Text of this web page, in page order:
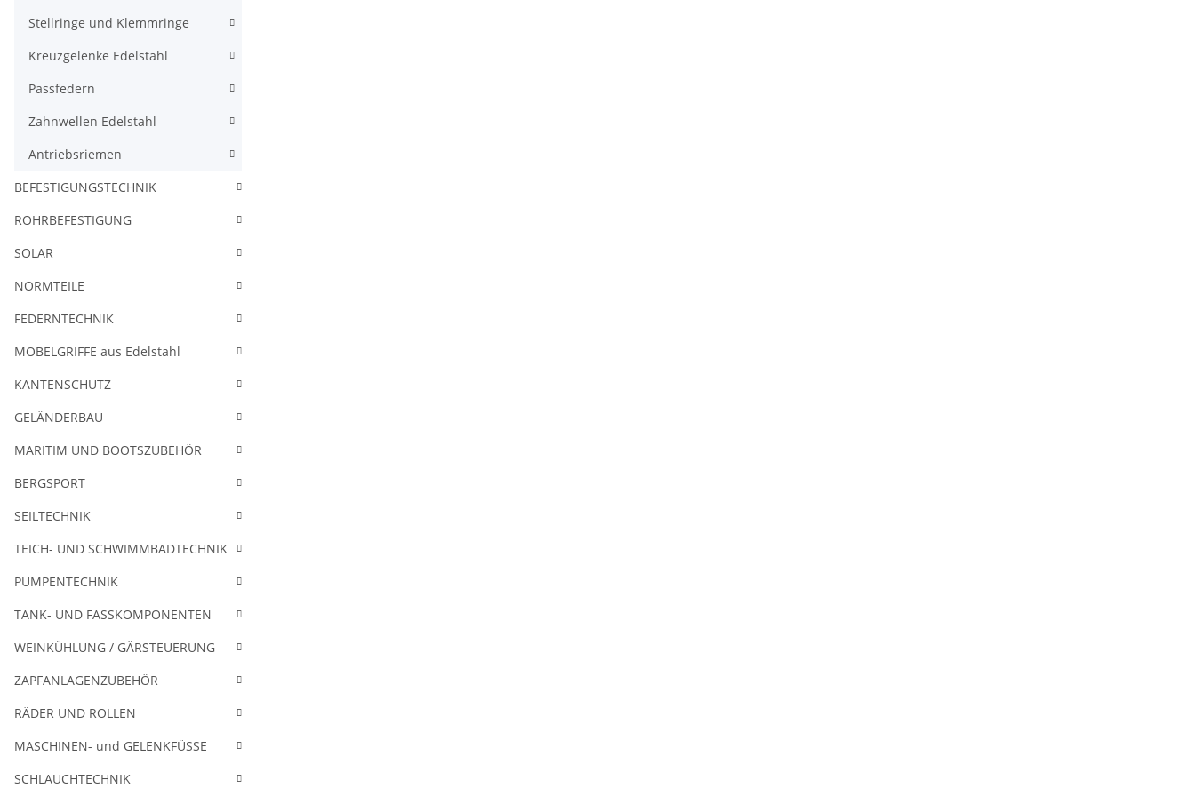
Stellringe und Klemmringe
Kreuzgelenke Edelstahl
Passfedern
Zahnwellen Edelstahl
Antriebsriemen
BEFESTIGUNGSTECHNIK
ROHRBEFESTIGUNG
SOLAR
NORMTEILE
FEDERNTECHNIK
MÖBELGRIFFE aus Edelstahl
KANTENSCHUTZ
GELÄNDERBAU
MARITIM UND BOOTSZUBEHÖR
BERGSPORT
SEILTECHNIK
TEICH- UND SCHWIMMBADTECHNIK
PUMPENTECHNIK
TANK- UND FASSKOMPONENTEN
WEINKÜHLUNG / GÄRSTEUERUNG
ZAPFANLAGENZUBEHÖR
RÄDER UND ROLLEN
MASCHINEN- und GELENKFÜSSE
SCHLAUCHTECHNIK